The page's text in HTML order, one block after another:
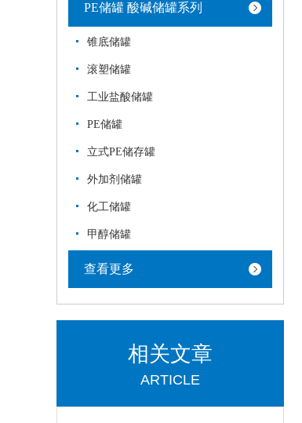
PE储罐 酸碱储罐系列
锥底储罐
滚塑储罐
工业盐酸储罐
PE储罐
立式PE储存罐
外加剂储罐
化工储罐
甲醇储罐
查看更多
相关文章
ARTICLE